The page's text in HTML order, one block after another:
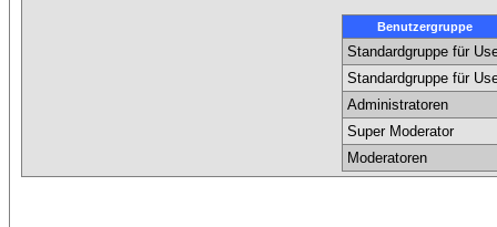
Benutzergruppe
Standardgruppe für
Standardgruppe für
Administratoren
Super Moderator
Moderatoren